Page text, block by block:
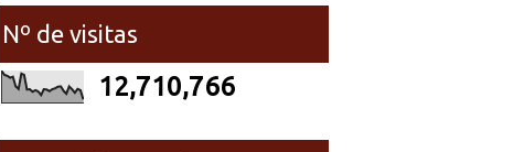
Nº de visitas
12,710,766